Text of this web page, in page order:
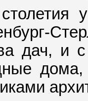
столетия
дач, и